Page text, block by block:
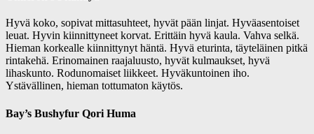
Hyvä koko, sopivat mittasuhteet, hyvät pään linjat. Hyväasentoiset
leuat. Hyvin kiinnittyneet korvat. Erittäin hyvä kaula. Vahva selkä.
Hieman korkealle kiinnittynyt häntä. Hyvä eturinta, täyteläinen pitkä
rintakehä. Erinomainen raajaluusto, hyvät kulmaukset, hyvä
lihaskunto. Rodunomaiset liikkeet. Hyväkuntoinen iho.
Ystävällinen, hieman tottumaton käytös.
Bay’s Bushyfur Qori Huma